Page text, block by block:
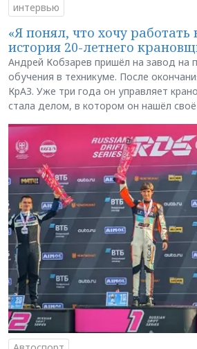
интервью
«Я понял, что хочу работать
история 20-летнего
Андрей Кобзарев пришёл на завод на
обучения в техникуме. После
КрАЗ. Уже три года он управляет
стала делом, в котором он нашёл своё